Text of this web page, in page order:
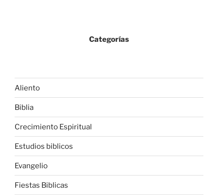
Categorías
Aliento
Biblia
Crecimiento Espiritual
Estudios biblicos
Evangelio
Fiestas Biblicas